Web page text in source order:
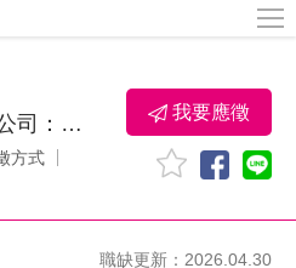
台灣人壽保險股份有限公司：宏寶通訊處‧蕭凱駿（核准文號：台北一字第114111201號）
方式
我要應徵
職缺更新：2026.04.30